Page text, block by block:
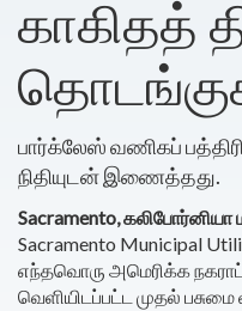
காகிதத்
பார்க்லேஸ் வணிகப்
நிதியுடன் இணைத்தது.
Sacramento,
Sacramento Municipal
எந்தவொரு அமெரிக்க
வெளியிடப்பட்ட முதல்